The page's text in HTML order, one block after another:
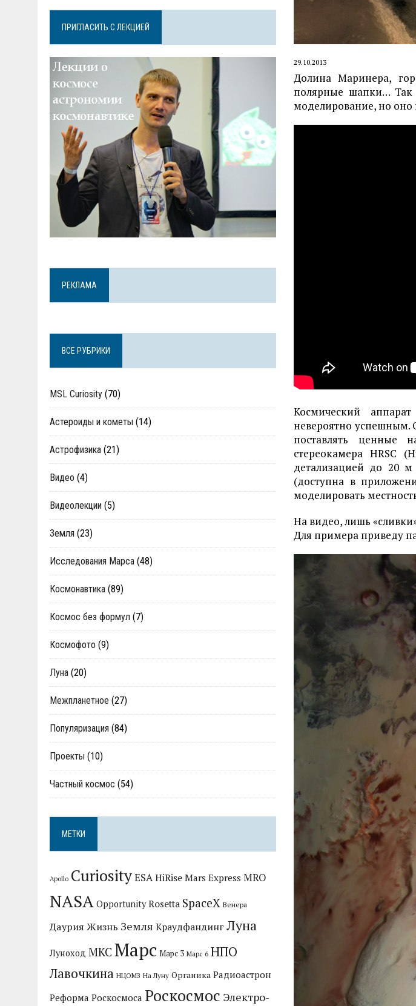
29.10.2013
Долина Маринера,
полярные шапки… Так
моделирование, но оно
Космический
невероятно успешным.
поставлять ценные
стереокамера HRSC
детализацией до 20
(доступна в
моделировать
На видео, лишь
Для примера приведу
ПРИГЛАСИТЬ С ЛЕКЦИЕЙ
РЕКЛАМА
ВСЕ РУБРИКИ
MSL Curiosity (70)
Астероиды и кометы (14)
Астрофизика (21)
Видео (4)
Видеолекции (5)
Земля (23)
Исследования Марса (48)
Космонавтика (89)
Космос без формул (7)
Космофото (9)
Луна (20)
Межпланетное (27)
Популяризация (84)
Проекты (10)
Частный космос (54)
МЕТКИ
Apollo CuriosityESAHiRise Mars Express MRO
NASA Opportunity Rosetta SpaceX Венера
Даурия Жизнь Земля Краудфандинг Луна
Луноход МКС Марс Марс 3 Марс 6 НПО
Лавочкина НЦОМЗ На Луну Органика Радиоастрон
Реформа Роскосмоса Роскосмос Электро-